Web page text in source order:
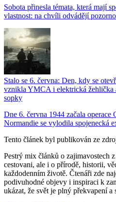
Sobota přinesla témata, která mají
vlastnost: na chvíli odvádějí
Stalo se 6. června: Den, kdy se
vznikla YMCA i elektrická žehlička
sopky
Dne 6. června 1944 začala operace
Normandie se vylodila spojenecká
Tento článek byl publikován ze
Pestrý mix článků o zajimavostech
cestovani, ale i o přírodě, historii,
každodenním životě. Čtenáři zde
podivuhodné objevy i inspiraci k
ukázat, že svět je plný překvapení a